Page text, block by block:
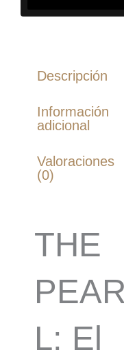
Descripción
Información
adicional
Valoraciones
(0)
THE
PEAR
L: El